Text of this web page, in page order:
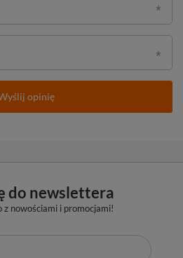
opinię
do newslettera
z nowościami i promocjami!